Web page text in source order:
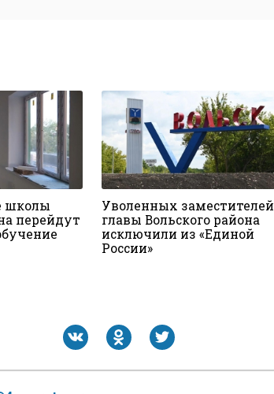
школы
перейдут
Уволенных заместителей
главы Вольского района
исключили из «Единой
России»